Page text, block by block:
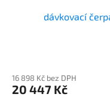
dávkovací
16 898 Kč bez DPH
20 447 Kč